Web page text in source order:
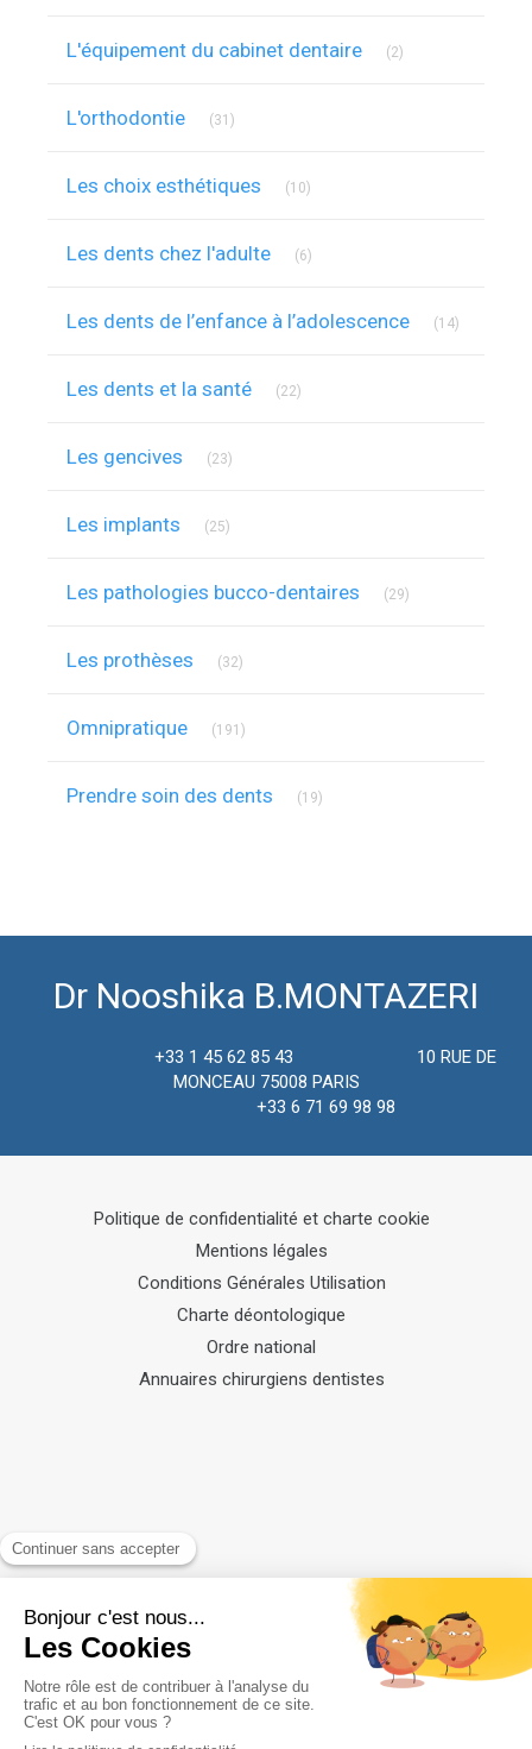
L'équipement du cabinet dentaire (2)
L'orthodontie (31)
Les choix esthétiques (10)
Les dents chez l'adulte (6)
Les dents de l’enfance à l’adolescence (14)
Les dents et la santé (22)
Les gencives (23)
Les implants (25)
Les pathologies bucco-dentaires (29)
Les prothèses (32)
Omnipratique (191)
Prendre soin des dents (19)
Dr Nooshika B.MONTAZERI
+33 1 45 62 85 43 10 RUE DE
MONCEAU 75008 PARIS
+33 6 71 69 98 98
Politique de confidentialité et charte cookie
Mentions légales
Conditions Générales Utilisation
Charte déontologique
Ordre national
Annuaires chirurgiens dentistes